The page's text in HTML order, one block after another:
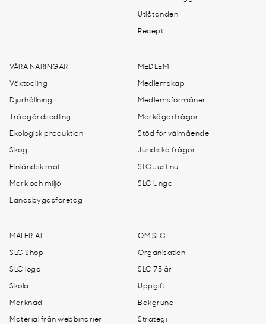
Utlåtanden
Recept
VÅRA NÄRINGAR
Växtodling
Djurhållning
Trädgårdsodling
Ekologisk produktion
Skog
Finländsk mat
Mark och miljö
Landsbygdsföretag
MEDLEM
Medlemskap
Medlemsförmåner
Markägarfrågor
Stöd för välmående
Juridiska frågor
SLC Just nu
SLC Unga
MATERIAL
SLC Shop
SLC logo
Skola
Marknad
Material från webbinarier
OM SLC
Organisation
SLC 75 år
Uppgift
Bakgrund
Strategi